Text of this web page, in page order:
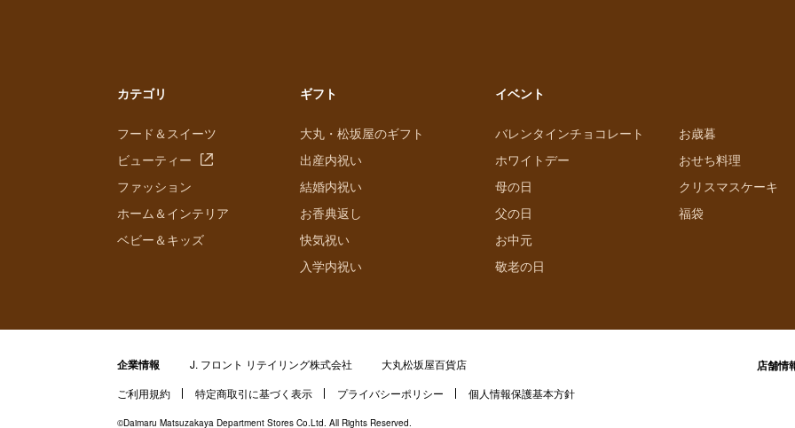
カテゴリ
フード＆スイーツ
ビューティー
ファッション
ホーム＆インテリア
ベビー＆キッズ
ギフト
大丸・松坂屋のギフト
出産内祝い
結婚内祝い
お香典返し
快気祝い
入学内祝い
イベント
バレンタインチョコレート
ホワイトデー
母の日
父の日
お中元
敬老の日
お歳暮
おせち料理
クリスマスケーキ
福袋
企業情報 J. フロント リテイリング株式会社 大丸松坂屋百貨店 店舗情
ご利用規約 特定商取引に基づく表示 プライバシーポリシー 個人情報保護基本方針
©Daimaru Matsuzakaya Department Stores Co.Ltd. All Rights Reserved.